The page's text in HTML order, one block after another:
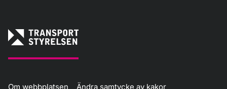
Om webbplatsen Ändra samtycke av kakor